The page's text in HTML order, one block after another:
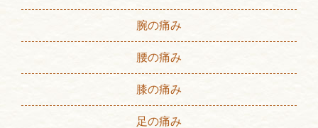
腕の痛み
腰の痛み
膝の痛み
足の痛み